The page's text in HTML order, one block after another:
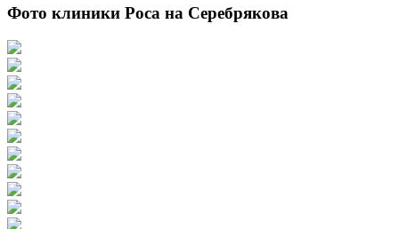
Фото клиники Роса на Серебрякова